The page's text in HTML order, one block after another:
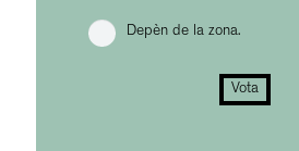
Depèn de la zona.
Vota